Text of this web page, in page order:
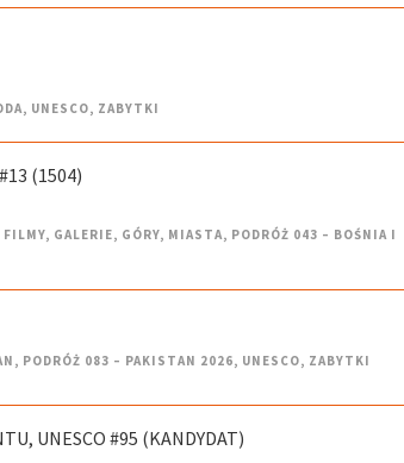
, UNESCO, ZABYTKI
(1504)
FILMY, GALERIE, GÓRY, MIASTA, PODRÓŻ 043 – BOŚNIA I
, PODRÓŻ 083 – PAKISTAN 2026, UNESCO, ZABYTKI
UNESCO #95 (KANDYDAT)